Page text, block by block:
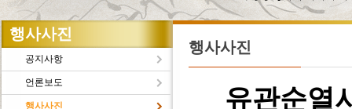
행사사진
공지사항
언론보도
행사사진
행사사진
유관순열